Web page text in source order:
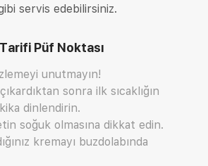
servis edebilirsiniz.
Tarifi Püf Noktası
unutmayın!
sonra ilk sıcaklığın
dinlendirin.
soğuk olmasına dikkat edin.
kremayı buzdolabında